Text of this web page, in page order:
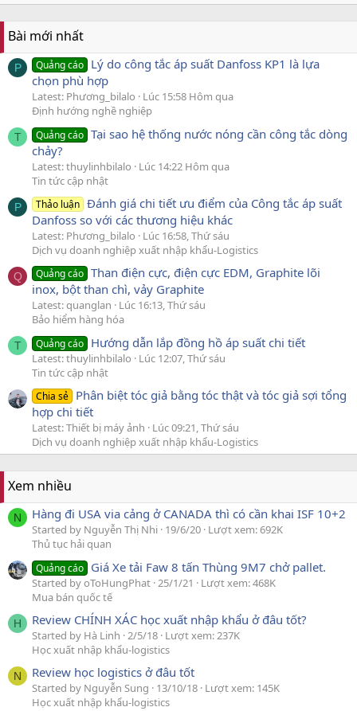
Bài mới nhất
P Quảng cáo Lý do công tắc áp suất Danfoss KP1 là lựa
chọn phù hợp
Latest: Phương_bilalo
Lúc 15:58 Hôm qua
Định hướng nghề nghiệp
T Quảng cáo Tại sao hệ thống nước nóng cần công tắc dòng
chảy?
Latest: thuylinhbilalo
Lúc 14:22 Hôm qua
Tin tức cập nhật
P Thảo luận Đánh giá chi tiết ưu điểm của Công tắc áp suất
Danfoss so với các thương hiệu khác
Latest: Phương_bilalo
Lúc 16:58, Thứ sáu
Dịch vụ doanh nghiệp xuất nhập khẩu-Logistics
Q Quảng cáo Than điện cực, điện cực EDM, Graphite lõi
inox, bột than chì, vảy Graphite
Latest: quanglan
Lúc 16:13, Thứ sáu
Bảo hiểm hàng hóa
T Quảng cáo Hướng dẫn lắp đồng hồ áp suất chi tiết
Latest: thuylinhbilalo
Lúc 12:07, Thứ sáu
Tin tức cập nhật
Chia sẻ Phân biệt tóc giả bằng tóc thật và tóc giả sợi tổng
hợp chi tiết
Latest: Thiết bị máy ảnh
Lúc 09:21, Thứ sáu
Dịch vụ doanh nghiệp xuất nhập khẩu-Logistics
Xem nhiều
N Hàng đi USA via cảng ở CANADA thì có cần khai ISF 10+2
Started by Nguyễn Thị Nhi 19/6/20 Lượt xem: 692K
Thủ tục hải quan
Quảng cáo Giá Xe tải Faw 8 tấn Thùng 9M7 chở pallet.
Started by oToHungPhat 25/1/21
Lượt xem: 468K
Mua bán quốc tế
H Review CHÍNH XÁC học xuất nhập khẩu ở đâu tốt?
Started by Hà Linh 2/5/18 Lượt xem: 237K
Học xuất nhập khẩu-logistics
N Review học logistics ở đâu tốt
Started by Nguyễn Sung 13/10/18 Lượt xem: 145K
Học xuất nhập khẩu-logistics